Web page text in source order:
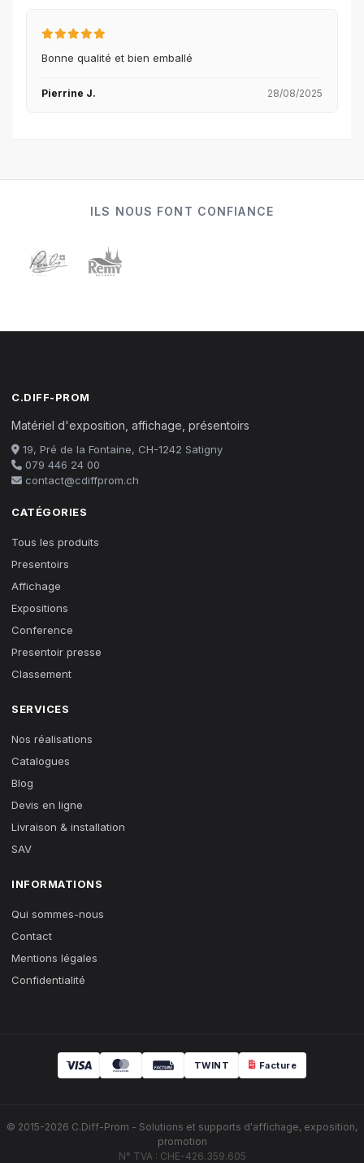
Bonne qualité et bien emballé
Pierrine J. 28/08/2025
ILS NOUS FONT CONFIANCE
C.DIFF-PROM
Matériel d'exposition, affichage, présentoirs
19, Pré de la Fontaine, CH-1242 Satigny
079 446 24 00
contact@cdiffprom.ch
CATÉGORIES
Tous les produits
Presentoirs
Affichage
Expositions
Conference
Presentoir presse
Classement
SERVICES
Nos réalisations
Catalogues
Blog
Devis en ligne
Livraison & installation
SAV
INFORMATIONS
Qui sommes-nous
Contact
Mentions légales
Confidentialité
TWINT Facture
© 2015-2026 C.Diff-Prom - Solutions et supports d'affichage, exposition,
promotion
N° TVA : CHE-426.359.605